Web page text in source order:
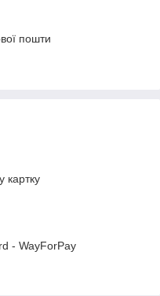
пошти
картку
- WayForPay